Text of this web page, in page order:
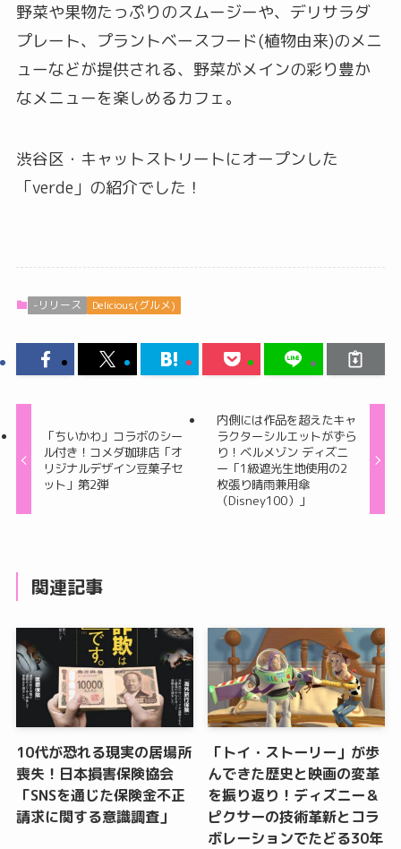
野菜や果物たっぷりのスムージーや、デリサラダ
プレート、プラントベースフード(植物由来)のメニ
ューなどが提供される、野菜がメインの彩り豊か
なメニューを楽しめるカフェ。
渋谷区・キャットストリートにオープンした
「verde」の紹介でした！
-リリース Delicious(グルメ)
「ちいかわ」コラボのシー
ル付き！コメダ珈琲店「オ
リジナルデザイン豆菓子セ
ット」第2弾
内側には作品を超えたキャ
ラクターシルエットがずら
り！ベルメゾン ディズニ
ー「1級遮光生地使用の2
枚張り晴雨兼用傘
（Disney100）」
関連記事
10代が恐れる現実の居場所
喪失！日本損害保険協会
「SNSを通じた保険金不正
請求に関する意識調査」
「トイ・ストーリー」が歩
んできた歴史と映画の変革
を振り返り！ディズニー＆
ピクサーの技術革新とコラ
ボレーションでたどる30年